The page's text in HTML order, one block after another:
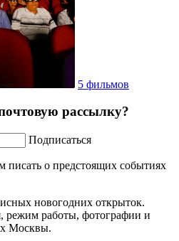
5 фильмов
рассылку?
Подписаться
писать о предстоящих событиях
новогодних открыток.
режим работы, фотографии и
Москвы.